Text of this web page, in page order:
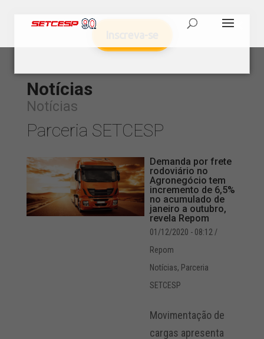
Notícias
Notícias
Parceria SETCESP
Demanda por frete
rodoviário no
Agronegócio tem
incremento de 6,5%
no acumulado de
janeiro a outubro,
revela Repom
01/12/2020 - 08:12 /
Repom
Notícias, Parceria
SETCESP
Movimentação de
cargas apresenta